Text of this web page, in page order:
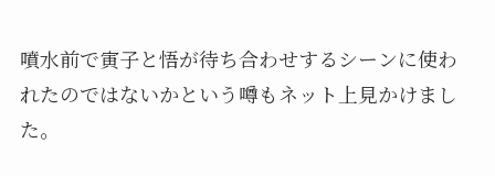
噴水前で寅子と悟が待ち合わせするシーンに使わ
れたのではないかという噂もネット上見かけまし
た。